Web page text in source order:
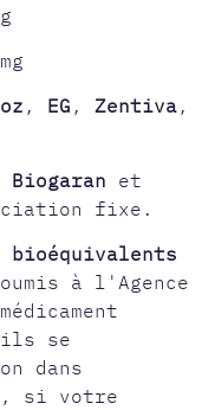
, EG ,Zentiva ,
Biogaran et
fixe.
bioéquivalents
à l'Agence
se
dans
si votre